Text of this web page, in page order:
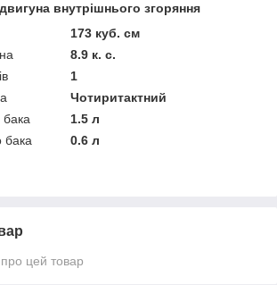
внутрішнього згоряння
173 куб. см
8.9 к. с.
1
Чотиритактний
1.5 л
бака
0.6 л
цей товар